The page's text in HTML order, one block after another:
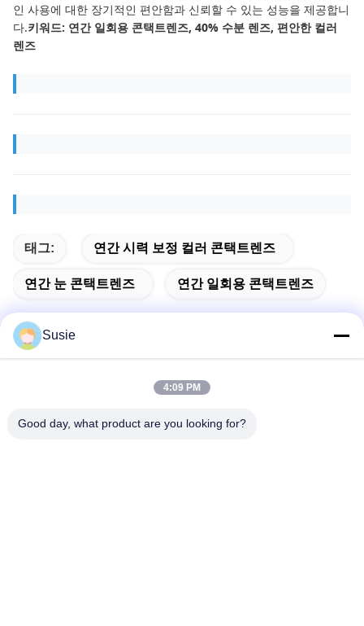
인 사용에 대한 장기적인 편안함과 신뢰할 수 있는 성능을 제공합니
다.키워드: 연간 일회용 콘택트렌즈, 40% 수분 렌즈, 편안한 컬러
렌즈
태그: 연간 시력 보정 컬러 콘택트렌즈
연간 눈 콘택트렌즈 연간 일회용 콘택트렌즈
주소
Susie
4:09 PM
Good day, what product are you looking for?